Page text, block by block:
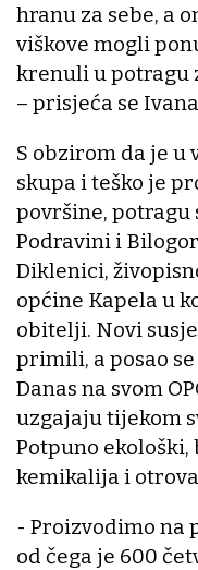
hranu za sebe, a
viškove mogli
krenuli u potragu
– prisjeća se
S obzirom da je u
skupa i teško je
površine,
Podravini i
Diklenici,
općine Kapela u
obitelji. Novi
primili, a posao
Danas na svom
uzgajaju tijekom
Potpuno
kemikalija i
- Proizvodimo na
od čega je 600